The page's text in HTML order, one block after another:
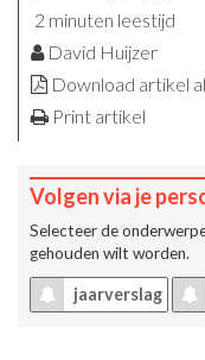
2 minuten leestijd
David Huijzer
Download artikel
Print artikel
Volgen via je
Selecteer de
gehouden wilt worden.
jaarverslag